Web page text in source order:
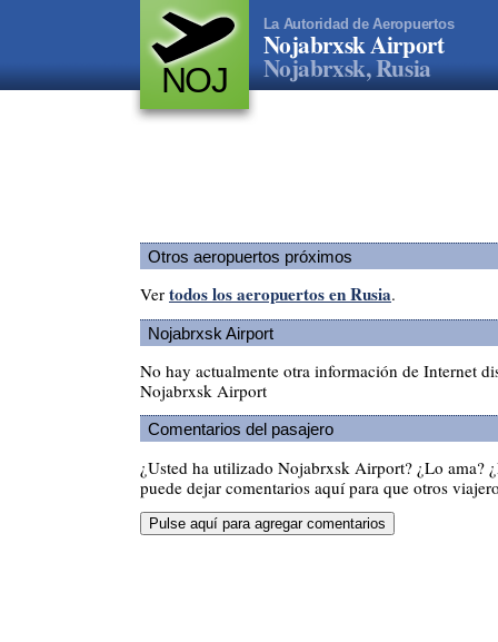
NOJ
La Autoridad de Aeropuertos
Nojabrxsk Airport
Nojabrxsk, Rusia
Otros aeropuertos próximos
Ver todos los aeropuertos en Rusia.
Nojabrxsk Airport
No hay actualmente otra información de Internet
Nojabrxsk Airport
Comentarios del pasajero
¿Usted ha utilizado Nojabrxsk Airport? ¿Lo ama?
puede dejar comentarios aquí para que otros